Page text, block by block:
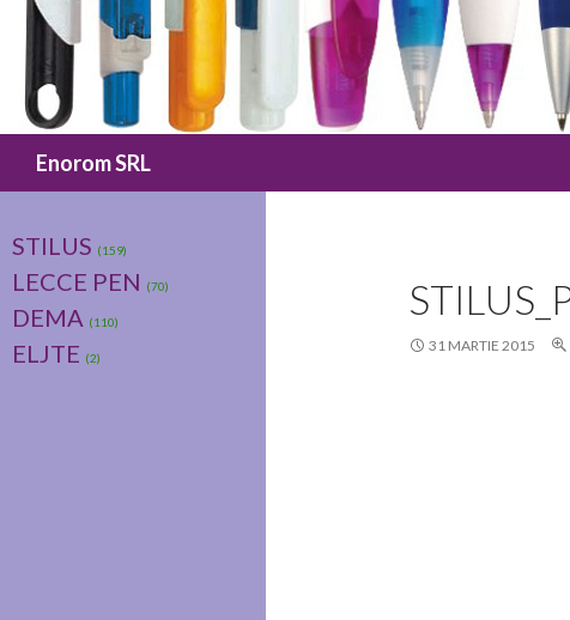
Enorom SRL
31 MARTIE 2015
STILUS (159)
LECCE PEN (70)
DEMA (110)
ELJTE (2)